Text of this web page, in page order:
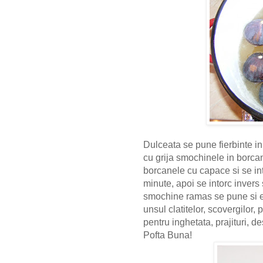
Dulceata se pune fierbinte
cu grija smochinele in
borcanele cu capace si se
minute, apoi se intorc
smochine ramas se pune si
unsul clatitelor, scovergilor,
pentru inghetata, prajituri,
Pofta Buna!